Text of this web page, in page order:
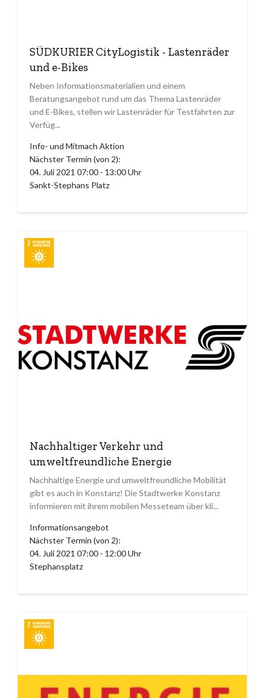
SÜDKURIER CityLogistik - Lastenräder
und e-Bikes
Neben Informationsmaterialien und einem
Beratungsangebot rund um das Thema Lastenräder
und E-Bikes, stellen wir Lastenräder für Testfahrten zur
Verfüg...
Info- und Mitmach Aktion
Nächster Termin (von 2):
04. Juli 2021 07:00 - 13:00 Uhr
Sankt-Stephans Platz
Nachhaltiger Verkehr und
umweltfreundliche Energie
Nachhaltige Energie und umweltfreundliche Mobilität
gibt es auch in Konstanz! Die Stadtwerke Konstanz
informieren mit ihrem mobilen Messeteam über kli...
Informationsangebot
Nächster Termin (von 2):
04. Juli 2021 07:00 - 12:00 Uhr
Stephansplatz